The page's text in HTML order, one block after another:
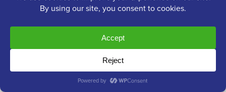
Inicialmente, usei código puro para isso,